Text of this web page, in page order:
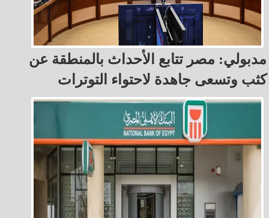
مدبولي: مصر تتابع الأحداث بالمنطقة عن
كثب وتسعى جاهدة لاحتواء التوترات